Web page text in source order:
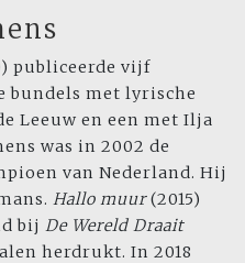
publiceerde vijf
bundels met lyrische
Leeuw en een met Ilja
was in 2002 de
van Nederland. Hij
Hallo muur(2015)
bij De Wereld Draait
herdrukt. In 2018